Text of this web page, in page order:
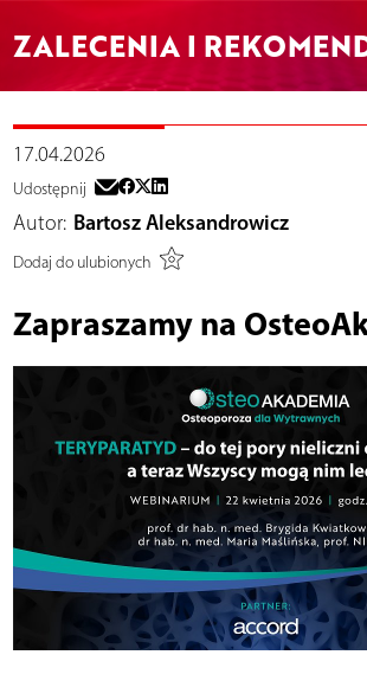
ZALECENIA I
17.04.2026
Udostępnij
Autor: Bartosz Aleksandrowicz
Dodaj do ulubionych
Zapraszamy na